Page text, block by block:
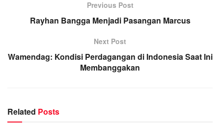
Previous Post
Rayhan Bangga Menjadi Pasangan Marcus
Next Post
Wamendag: Kondisi Perdagangan di Indonesia Saat Ini
Membanggakan
Related Posts